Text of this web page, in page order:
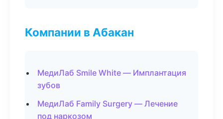
Компании в Абакан
МедиЛаб Smile White — Имплантация
зубов
МедиЛаб Family Surgery — Лечение
под наркозом